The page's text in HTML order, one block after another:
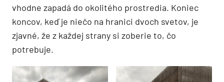
vhodne zapadá do okolitého prostredia. Koniec
koncov, keď je niečo na hranici dvoch svetov, je
zjavné, že z každej strany si zoberie to, čo
potrebuje.